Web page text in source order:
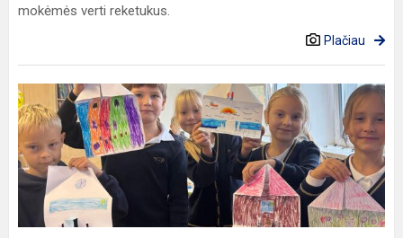
mokėmės verti reketukus.
Plačiau
TŪM
projektas